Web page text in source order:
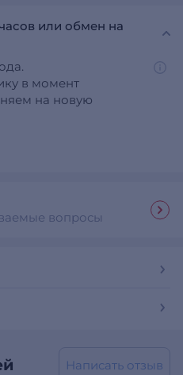
или обмен на
в момент
на новую
вопросы
Написать отзыв